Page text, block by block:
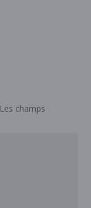
Les champs